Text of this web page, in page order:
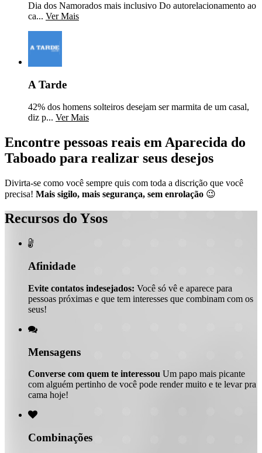
Dia dos Namorados mais inclusivo Do autorelacionamento ao
ca... Ver Mais
A Tarde
42% dos homens solteiros desejam ser marmita de um casal,
diz p... Ver Mais
Encontre pessoas reais em Aparecida do
Taboado para realizar seus desejos
Divirta-se como você sempre quis com toda a discrição que você
precisa! Mais sigilo, mais segurança, sem enrolação 😉
Recursos do Ysos

Afinidade
Evite contatos indesejados: Você só vê e aparece para
pessoas próximas e que tem interesses que combinam com os
seus!

Mensagens
Converse com quem te interessou Um papo mais picante
com alguém pertinho de você pode render muito e te levar pra
cama hoje!

Combinações